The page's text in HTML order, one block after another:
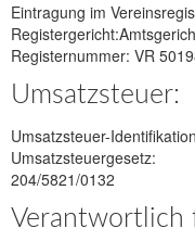
Eintragung im
Registernummer: VR
Umsatzsteuer:
Umsatzsteuer-
Umsatzsteuergesetz:
204/5821/0132
Verantwortlich